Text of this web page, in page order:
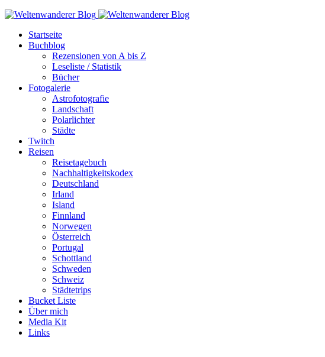
Startseite
Buchblog
Rezensionen von A bis Z
Leseliste / Statistik
Bücher
Fotogalerie
Astrofotografie
Landschaft
Polarlichter
Städte
Twitch
Reisen
Reisetagebuch
Nachhaltigkeitskodex
Deutschland
Irland
Island
Finnland
Norwegen
Österreich
Portugal
Schottland
Schweden
Schweiz
Städtetrips
Bucket Liste
Über mich
Media Kit
Links